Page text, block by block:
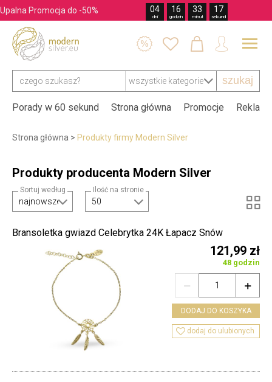
Upalna Promocja do -50% 04
dni
16
godzin
33
minut
16
sekund
szukaj
   
Porady w 60 sekund Strona główna Promocje
Strona główna > Produkty firmy Modern Silver
Produkty producenta Modern Silver
Sortuj według Ilość na stronie

Bransoletka gwiazd Celebrytka 24K Łapacz Snów
121,99 zł
48 godzin


DODAJ DO KOSZYKA
 dodaj do ulubionych